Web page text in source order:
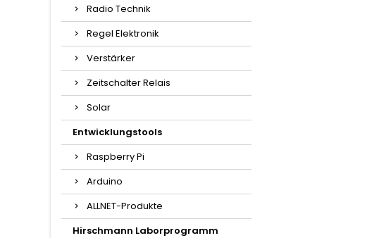
Radio Technik
Regel Elektronik
Verstärker
Zeitschalter Relais
Solar
Entwicklungstools
Raspberry Pi
Arduino
ALLNET-Produkte
Hirschmann Laborprogramm